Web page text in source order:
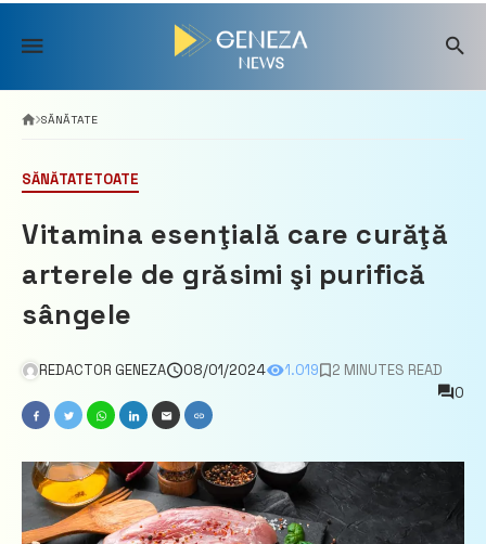
Skip
content
SĂNĂTATE
SĂNĂTATETOATE
Vitamina esenţială care curăţă
arterele de grăsimi şi purifică
sângele
REDACTOR GENEZA 08/01/2024 1.019
2 MINUTES READ
0